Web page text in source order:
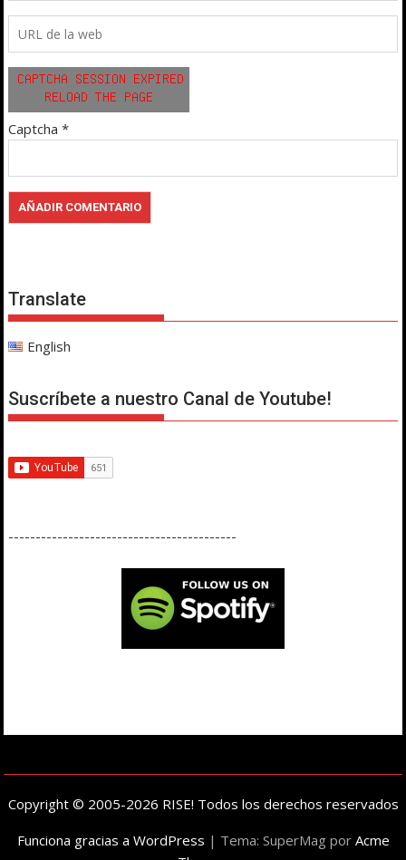
Captcha *
Translate
English
Suscríbete a nuestro Canal de Youtube!
------------------------------------------
Copyright © 2005-2026 RISE! Todos los derechos reservados
Funciona gracias a WordPress | Tema: SuperMag por Acme